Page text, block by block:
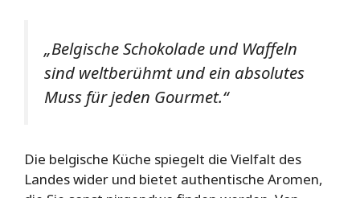
„Belgische Schokolade und Waffeln
sind weltberühmt und ein absolutes
Muss für jeden Gourmet.“
Die belgische Küche spiegelt die Vielfalt des
Landes wider und bietet authentische Aromen,